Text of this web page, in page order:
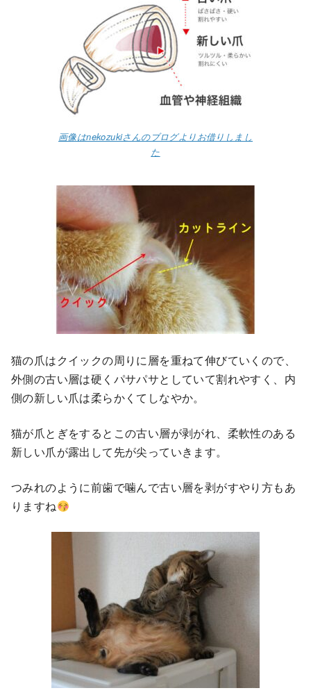
画像はnekozukiさんのブログよりお借りしまし
た
猫の爪はクイックの周りに層を重ねて伸びていくので、
外側の古い層は硬くパサパサとしていて割れやすく、内
側の新しい爪は柔らかくてしなやか。
猫が爪とぎをするとこの古い層が剥がれ、柔軟性のある
新しい爪が露出して先が尖っていきます。
つみれのように前歯で噛んで古い層を剥がすやり方もあ
りますね